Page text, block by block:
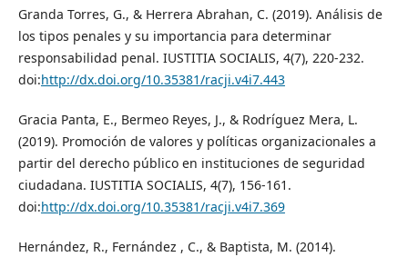
Granda Torres, G., & Herrera Abrahan, C. (2019). Análisis de
los tipos penales y su importancia para determinar
responsabilidad penal. IUSTITIA SOCIALIS, 4(7), 220-232.
doi:http://dx.doi.org/10.35381/racji.v4i7.443
Gracia Panta, E., Bermeo Reyes, J., & Rodríguez Mera, L.
(2019). Promoción de valores y políticas organizacionales a
partir del derecho público en instituciones de seguridad
ciudadana. IUSTITIA SOCIALIS, 4(7), 156-161.
doi:http://dx.doi.org/10.35381/racji.v4i7.369
Hernández, R., Fernández , C., & Baptista, M. (2014).